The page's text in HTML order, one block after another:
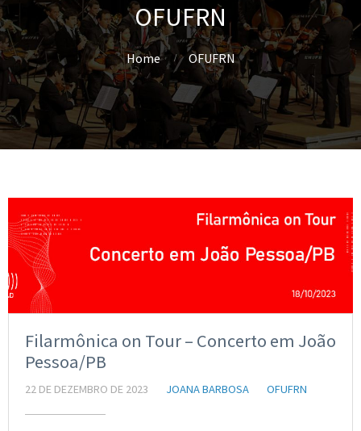
OFUFRN
Home OFUFRN
Filarmônica on Tour – Concerto em João
Pessoa/PB
22 DE DEZEMBRO DE 2023 JOANA BARBOSA OFUFRN